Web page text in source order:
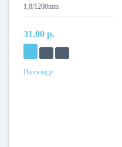
1,8/1200mm
1,8/1200mm
31.00 р.
На складе